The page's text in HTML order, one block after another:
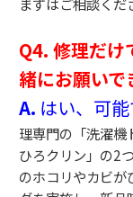
Q4. 修理だけ
緒にお願いで
A. はい、可能
理専門の「洗濯機
ひろクリン」の2
のホコリやカビが